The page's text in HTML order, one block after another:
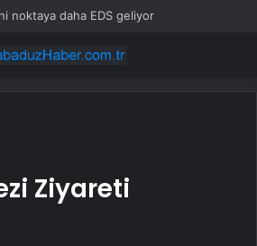
noktaya daha EDS geliyor
Ziyareti